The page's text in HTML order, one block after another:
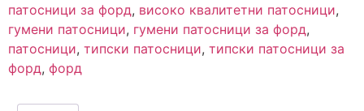
патосници за форд, високо квалитетни патосници,
гумени патосници, гумени патосници за форд,
патосници, типски патосници, типски патосници за
форд, форд